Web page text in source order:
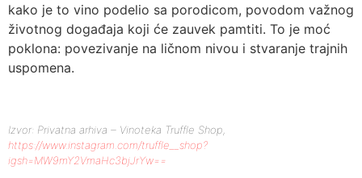
kako je to vino podelio sa porodicom, povodom važnog
životnog događaja koji će zauvek pamtiti. To je moć
poklona: povezivanje na ličnom nivou i stvaranje trajnih
uspomena.
Izvor: Privatna arhiva – Vinoteka Truffle Shop,
https://www.instagram.com/truffle__shop?
igsh=MW9mY2VmaHc3bjJrYw==